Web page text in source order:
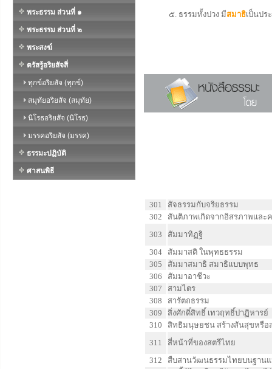
พระธรรม ส่วนที่ ๑
พระธรรม ส่วนที่ ๒
พระสงฆ์
ตรัสรู้อริยสัจสี่
ทุกข์อริยสัจ (ทุกข์)
สมุทัยอริยสัจ (สมุทัย)
นิโรธอริยสัจ (นิโรธ)
มรรคอริยสัจ (มรรค)
ธรรมะปฏิบัติ
ศาสนพิธี
๕. ธรรมทั้งปวง มีสมาธิเป็นปร
301
สัจธรรมกับจริยธรรม
302
สันติภาพเกิดจากอิสรภาพและ
303
สัมมาทิฏฐิ
304
สัมมาสติ ในพุทธธรรม
305
สัมมาสมาธิ สมาธิแบบพุทธ
306
สัมมาอาชีวะ
307
สามไตร
308
สารัตถธรรม
309
สิ่งศักดิ์สิทธิ์ เทวฤทธิ์ปาฏิหารย์
310
สิทธิมนุษยชน สร้างสันสุขหรือ
311
สี่หน้าที่ของสตรีไทย
312
สืบสานวัฒนธรรมไทยบนฐาน